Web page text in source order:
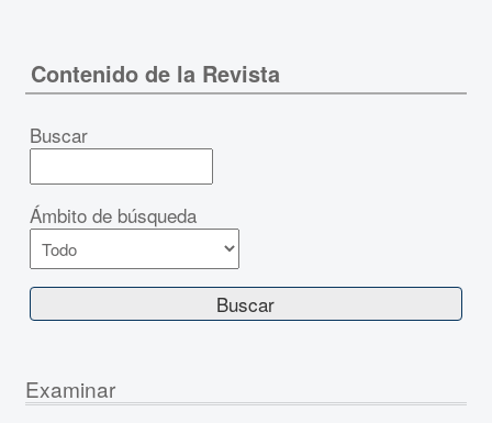
Contenido de la Revista
Buscar
Ámbito de búsqueda
Examinar